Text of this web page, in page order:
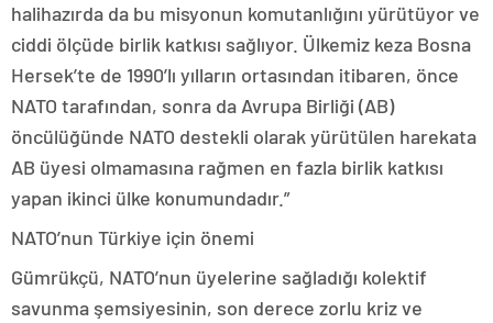
halihazırda da bu misyonun komutanlığını yürütüyor ve
ciddi ölçüde birlik katkısı sağlıyor. Ülkemiz keza Bosna
Hersek’te de 1990’lı yılların ortasından itibaren, önce
NATO tarafından, sonra da Avrupa Birliği (AB)
öncülüğünde NATO destekli olarak yürütülen harekata
AB üyesi olmamasına rağmen en fazla birlik katkısı
yapan ikinci ülke konumundadır.”
NATO’nun Türkiye için önemi
Gümrükçü, NATO’nun üyelerine sağladığı kolektif
savunma şemsiyesinin, son derece zorlu kriz ve